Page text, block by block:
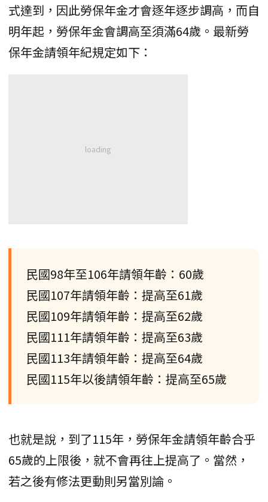
式達到，因此勞保年金才會逐年逐步調高，而自
明年起，勞保年金會調高至須滿64歲。最新勞
保年金請領年紀規定如下：
民國98年至106年請領年齡：60歲
民國107年請領年齡：提高至61歲
民國109年請領年齡：提高至62歲
民國111年請領年齡：提高至63歲
民國113年請領年齡：提高至64歲
民國115年以後請領年齡：提高至65歲
也就是說，到了115年，勞保年金請領年齡合乎
65歲的上限後，就不會再往上提高了。當然，
若之後有修法更動則另當別論。